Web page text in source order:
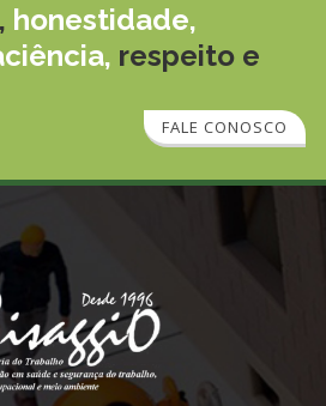
honestidade,
respeito e
FALE CONOSCO